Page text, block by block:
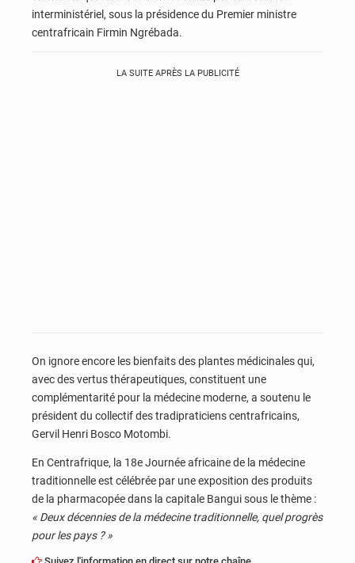
interministériel, sous la présidence du Premier ministre
centrafricain Firmin Ngrébada.
LA SUITE APRÈS LA PUBLICITÉ
On ignore encore les bienfaits des plantes médicinales qui,
avec des vertus thérapeutiques, constituent une
complémentarité pour la médecine moderne, a soutenu le
président du collectif des tradipraticiens centrafricains,
Gervil Henri Bosco Motombi.
En Centrafrique, la 18e Journée africaine de la médecine
traditionnelle est célébrée par une exposition des produits
de la pharmacopée dans la capitale Bangui sous le thème :
« Deux décennies de la médecine traditionnelle, quel progrès
pour les pays ? »